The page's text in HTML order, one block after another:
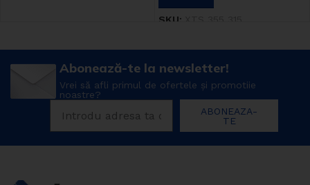
SKU:
Abonează-te la newsletter!
Vrei să afli primul de ofertele și promotiie
noastre?
ABONEAZA-
TE